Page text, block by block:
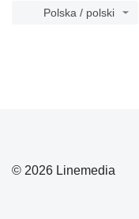
Polska / polski
© 2026 Linemedia